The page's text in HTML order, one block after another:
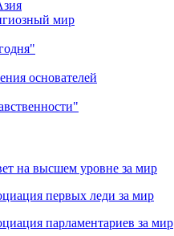
мир
основателей
на высшем уровне за мир
первых леди за мир
парламентариев за мир